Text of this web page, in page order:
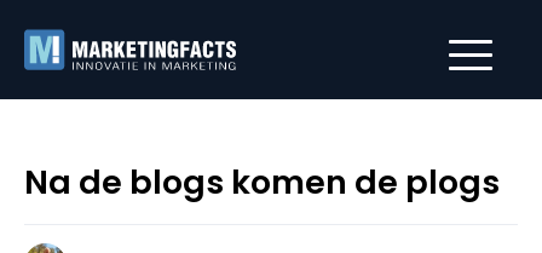
Na de blogs komen de plogs